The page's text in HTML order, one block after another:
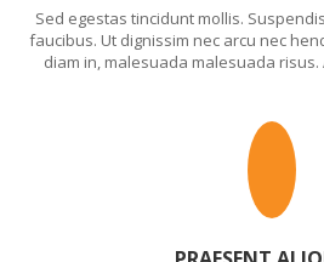
Sed egestas tincidunt mollis.
faucibus. Ut dignissim nec arcu nec
diam in, malesuada malesuada